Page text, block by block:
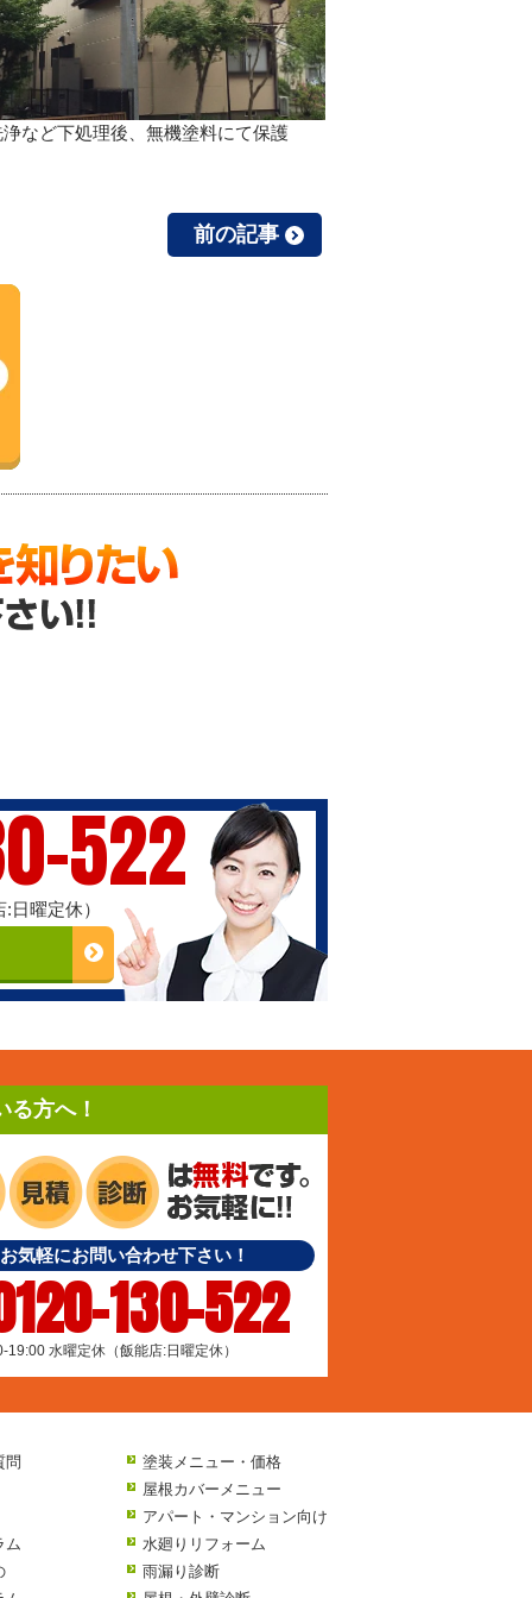
など下処理後、無機塗料にて保護
前の記事
522
日曜定休）
る方へ！
お気軽にお問い合わせ下さい！
130-522
19:00 水曜定休（飯能店:日曜定休）
問
ム
塗装メニュー・価格
屋根カバーメニュー
アパート・マンション向け
水廻りリフォーム
雨漏り診断